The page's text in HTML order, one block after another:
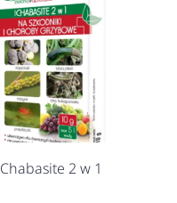
Chabasite 2 w 1